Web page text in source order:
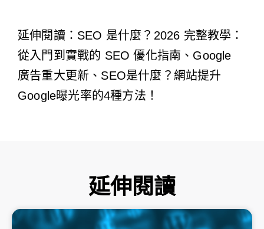
延伸閱讀： SEO 是什麼？2026 完整教學：
從入門到實戰的 SEO 優化指南 、Google
廣告重大更新、 SEO是什麼？網站提升
Google曝光率的4種方法！
延伸閱讀
頁 頁 頁 頁